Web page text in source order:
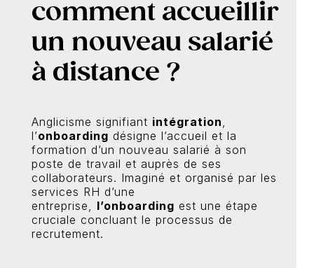
comment accueillir
un nouveau salarié
à distance ?
Anglicisme signifiant intégration,
l’onboarding désigne l’accueil et la
formation d’un nouveau salarié à son
poste de travail et auprès de ses
collaborateurs. Imaginé et organisé par les
services RH d’une
entreprise, l’onboarding est une étape
cruciale concluant le processus de
recrutement.